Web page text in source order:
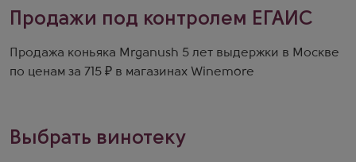
Продажи под контролем ЕГАИС
Продажа коньяка Mrganush 5 лет выдержки в Москве
по ценам за 715 ₽ в магазинах Winemore
Выбрать винотеку